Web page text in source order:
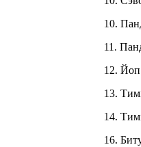
10.
11.
12.
13.
14.
16.